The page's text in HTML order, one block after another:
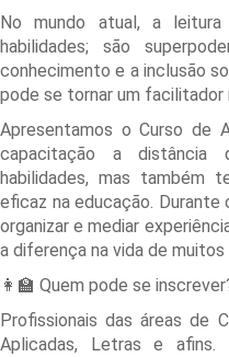
No mundo atual, a
habilidades; são
conhecimento e a inclusão
pode se tornar um facilitador
Apresentamos o Curso de
capacitação a distância
habilidades, mas também
eficaz na educação. Durante
organizar e mediar
a diferença na vida de muitos
👩‍🏫 Quem pode se
Profissionais das áreas de
Aplicadas, Letras e afins.